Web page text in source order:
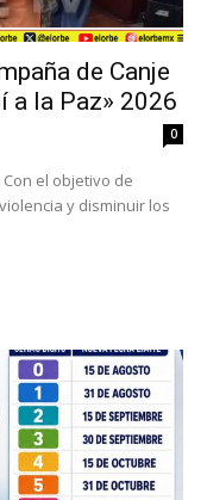
de Canje
a la Paz» 2026
0
el objetivo de
y disminuir los